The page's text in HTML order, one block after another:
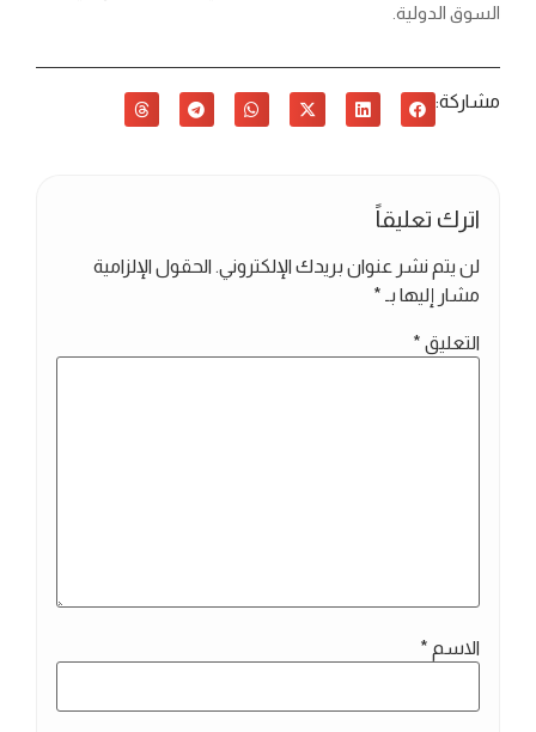
السوق الدولية.
مشاركة:
اترك تعليقاً
لن يتم نشر عنوان بريدك الإلكتروني. الحقول الإلزامية
مشار إليها بـ *
التعليق *
الاسم *